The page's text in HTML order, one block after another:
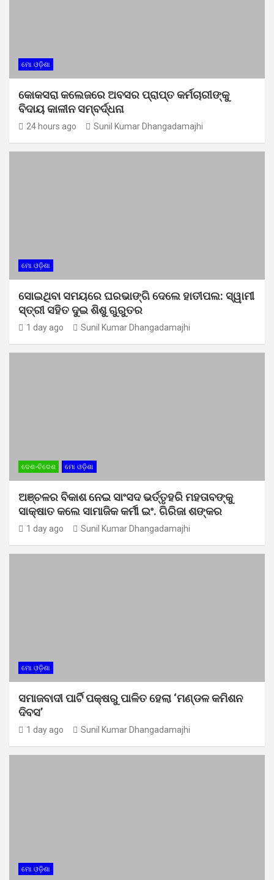
ମୋ ଓଡ଼ିଶା
କୋକସରା କଲେଜରେ ଅବସର ପ୍ରାପ୍ତ କର୍ମଚାରୀଙ୍କୁ
ବିଦାୟ କାଳୀନ ସମ୍ବର୍ଦ୍ଧନା
24 hours ago Sunil Kumar Dhangadamajhi
ମୋ ଓଡ଼ିଶା
ସୋଇଥିବା ସମୟରେ ଘରଭାଙ୍ଗି ଦେଲେ ହାତୀପଲ: ସ୍ୱାମୀ
ସ୍ତ୍ରୀ ସହିତ ଦୁଇ ଶିଶୁ ଗୁରୁତର
1 day ago Sunil Kumar Dhangadamajhi
ଦେଶ-ବିଦେଶ ମୋ ଓଡ଼ିଶା
ଅଞ୍ଚଳର ବିକାଶ ନେଇ ସାଂସଦ ଭର୍ତ୍ତୃହରି ମହତାବଙ୍କୁ
ସାକ୍ଷାତ କଲେ ସାମାଜିକ କର୍ମୀ ଇଂ. ଗିରିଜା ଶଙ୍କର
1 day ago Sunil Kumar Dhangadamajhi
ମୋ ଓଡ଼ିଶା
ସମାଜବାଦୀ ପାର୍ଟି ପକ୍ଷରୁ ପାଳିତ ହେଲା ‘ମଣ୍ଡଳ କମିଶନ
ଦିବସ’
1 day ago Sunil Kumar Dhangadamajhi
ମୋ ଓଡ଼ିଶା